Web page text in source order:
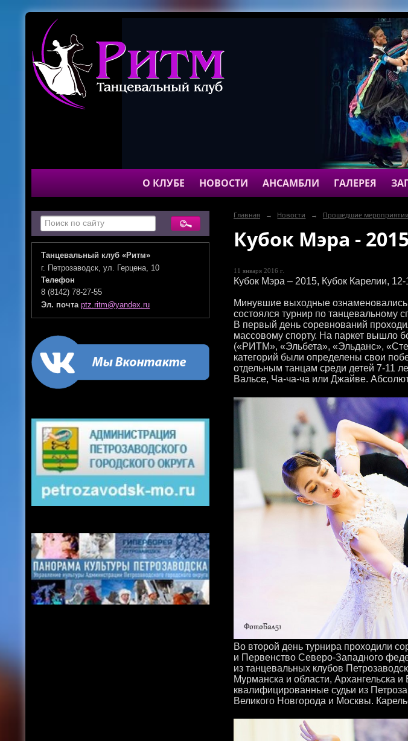
О КЛУБЕ НОВОСТИ АНСАМБЛИ ГАЛЕРЕЯ
Танцевальный клуб «Ритм»
г. Петрозаводск, ул. Герцена, 10
Телефон
8 (8142) 78-27-55
Эл. почта ptz.ritm@yandex.ru
Главная → Новости → Прошедшие мероприятия
Кубок Мэра - 2015
11 января 2016 г.
Кубок Мэра – 2015, Кубок Карелии,
Минувшие выходные ознаменовались
состоялся турнир по танцевальному
В первый день соревнований
массовому спорту. На паркет вышло
(«РИТМ», «Эльбета», «Эльданс»,
категорий были определены свои
отдельным танцам среди детей 7-11
Вальсе, Ча-ча-ча или Джайве.
Во второй день турнира проходили
и Первенство Северо-Западного
из танцевальных клубов
Мурманска и области, Архангельска
квалифицированные судьи из
Великого Новгорода и Москвы.